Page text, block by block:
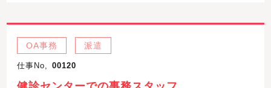
OA事務 派遣
仕事No, 00120